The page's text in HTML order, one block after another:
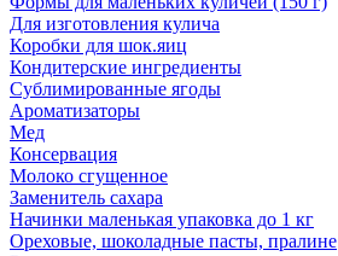
Для изготовления кулича
Коробки для шок.яиц
Кондитерские ингредиенты
Сублимированные ягоды
Ароматизаторы
Мед
Консервация
Молоко сгущенное
Заменитель сахара
Начинки маленькая упаковка до 1 кг
Ореховые, шоколадные пасты, пралине